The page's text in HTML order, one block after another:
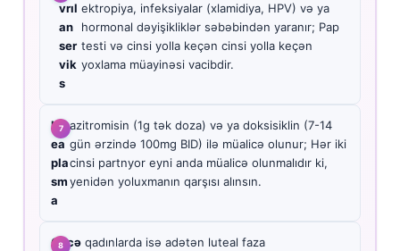
vrıl
an
ser
vik
s
ektropiya, infeksiyalar (xlamidiya, HPV) və ya
hormonal dəyişikliklər səbəbindən yaranır; Pap
testi və cinsi yolla keçən cinsi yolla keçən
yoxlama müayinəsi vacibdir.
Ur
ea
pla
sm
a
azitromisin (1g tək doza) və ya doksisiklin (7-14
gün ərzində 100mg BID) ilə müalicə olunur; Hər iki
cinsi partnyor eyni anda müalicə olunmalıdır ki,
yenidən yoluxmanın qarşısı alınsın.
Gecə qadınlarda isə adətən luteal faza